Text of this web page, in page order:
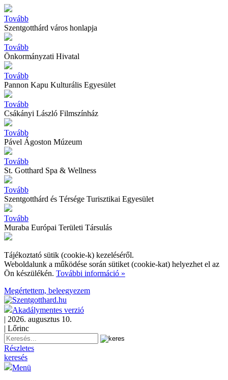
Tovább
Szentgotthárd város honlapja
Tovább
Önkormányzati Hivatal
Tovább
Pannon Kapu Kulturális Egyesület
Tovább
Csákányi László Filmszínház
Tovább
Pável Ágoston Múzeum
Tovább
St. Gotthard Spa & Wellness
Tovább
Szentgotthárd és Térsége Turisztikai Egyesület
Tovább
Muraba Európai Területi Társulás
Tájékoztató sütik (cookie-k) kezeléséről.
Weboldalunk a működése során sütiket (cookie-kat) helyezhet el az
Ön készülékén. További információ »
Megértettem, beleegyezem
Akadálymentes verzió
| 2026. augusztus 10.
| Lőrinc
Részletes
keresés
Menü